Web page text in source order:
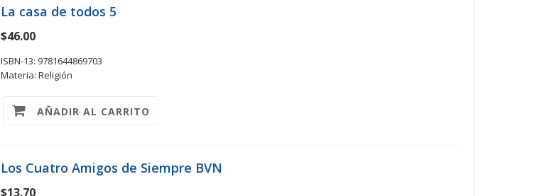
La casa de todos 5
$46.00
ISBN-13: 9781644869703
Materia: Religión
AÑADIR AL CARRITO
Los Cuatro Amigos de Siempre BVN
$13.70